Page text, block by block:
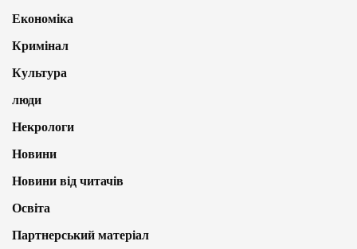
Економіка
Кримінал
Культура
люди
Некрологи
Новини
Новини від читачів
Освіта
Партнерський матеріал